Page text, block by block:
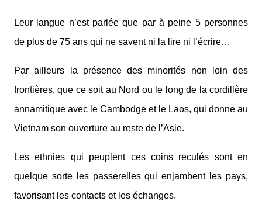
Leur langue n’est parlée que par à peine 5 personnes
de plus de 75 ans qui ne savent ni la lire ni l’écrire…
Par ailleurs la présence des minorités non loin des
frontières, que ce soit au Nord ou le long de la cordillère
annamitique avec le Cambodge et le Laos, qui donne au
Vietnam son ouverture au reste de l’Asie.
Les ethnies qui peuplent ces coins reculés sont en
quelque sorte les passerelles qui enjambent les pays,
favorisant les contacts et les échanges.